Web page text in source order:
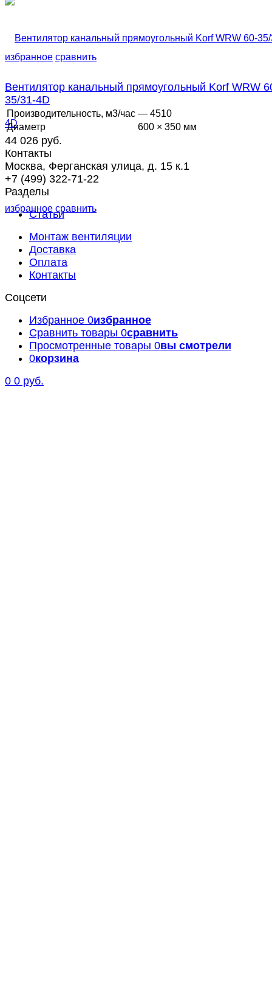
избранное сравнить
избранное сравнить
Вентилятор канальный прямоугольный Korf WRW
35/31-4D
Производительность, м3/час — 4510
Диаметр
600 × 350 мм
44 026 руб.
Контакты
Москва, Ферганская улица, д. 15 к.1
+7 (499) 322-71-22
Разделы
Статьи
Монтаж вентиляции
Доставка
Оплата
Контакты
Соцсети
Избранное 0избранное
Сравнить товары 0сравнить
Просмотренные товары 0вы смотрели
0корзина
0 0 руб.